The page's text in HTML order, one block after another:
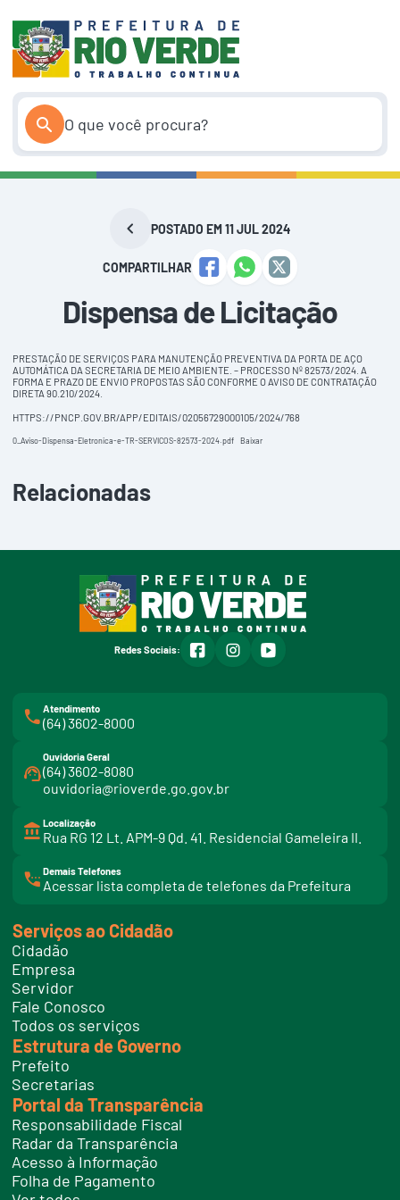
conteúdo
POSTADO EM 11 JUL 2024
COMPARTILHAR
Dispensa de Licitação
PRESTAÇÃO DE SERVIÇOS PARA MANUTENÇÃO PREVENTIVA DA PORTA DE AÇO
AUTOMÁTICA DA SECRETARIA DE MEIO AMBIENTE. – PROCESSO Nº 82573/2024. A
FORMA E PRAZO DE ENVIO PROPOSTAS SÃO CONFORME O AVISO DE CONTRATAÇÃO
DIRETA 90.210/2024.
HTTPS://PNCP.GOV.BR/APP/EDITAIS/02056729000105/2024/768
0_Aviso-Dispensa-Eletronica-e-TR-SERVICOS-82573-2024.pdf Baixar
Relacionadas
Redes Sociais: facebookinstagramyoutube
Atendimento
(64) 3602-8000
Ouvidoria Geral
(64) 3602-8080
ouvidoria@rioverde.go.gov.br
Localização
Rua RG 12 Lt. APM-9 Qd. 41. Residencial Gameleira II.
Demais Telefones
Acessar lista completa de telefones da Prefeitura
i
t
e
l
f
o
e
s
Serviços ao Cidadão
Cidadão
Empresa
Servidor
Fale Conosco
Todos os serviços
Estrutura de Governo
Prefeito
Secretarias
Portal da Transparência
Responsabilidade Fiscal
Radar da Transparência
Acesso à Informação
Folha de Pagamento